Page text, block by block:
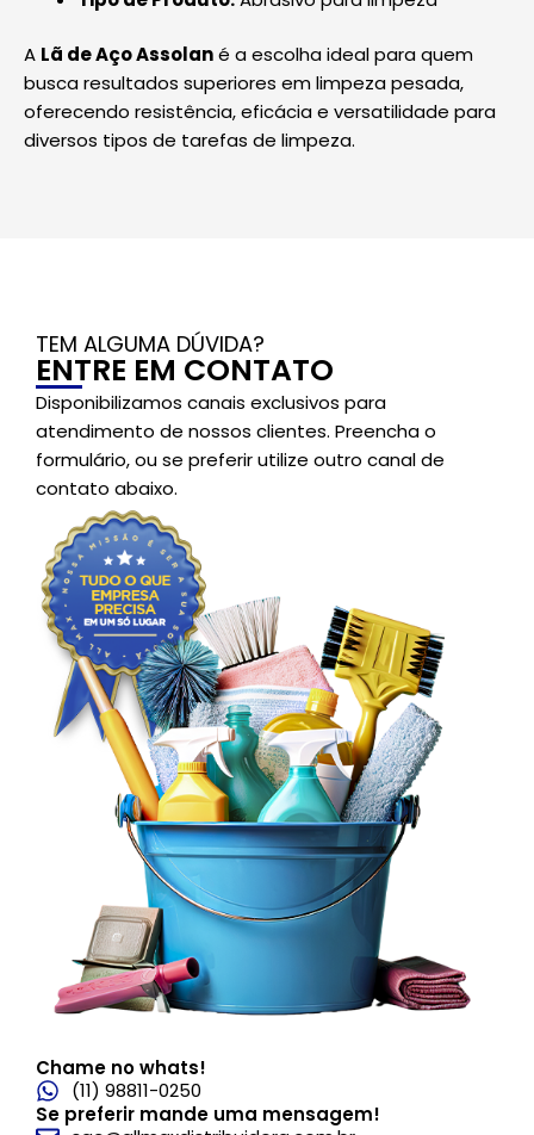
A Lã de Aço Assolané a escolha ideal para quem
busca resultados superiores em limpeza pesada,
oferecendo resistência, eficácia e versatilidade para
diversos tipos de tarefas de limpeza.
TEM ALGUMA DÚVIDA?
ENTRE EM CONTATO
Disponibilizamos canais exclusivos para
atendimento de nossos clientes. Preencha o
formulário, ou se preferir utilize outro canal de
contato abaixo.
Chame no whats!
(11) 98811-0250
Se preferir mande uma mensagem!